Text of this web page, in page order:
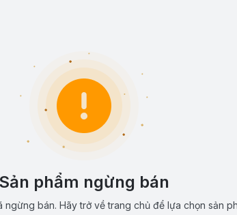
Sản phẩm ngừng bán
ngừng bán. Hãy trở về trang chủ để lựa chọn sản